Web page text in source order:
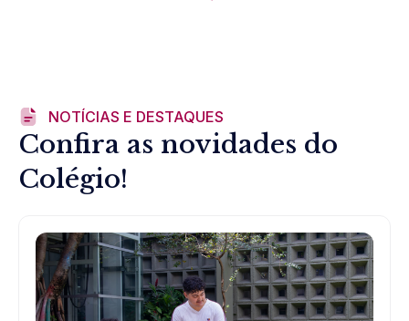
NOTÍCIAS E DESTAQUES
Confira as novidades do
Colégio!